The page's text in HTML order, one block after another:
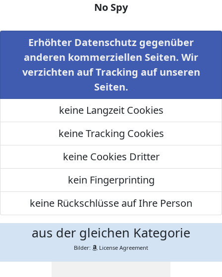
No Spy
Erhöhter Datenschutz gegenüber
anderen kommerziellen Seiten. Wir
verzichten auf Tracking auf unseren
Seiten.
keine Langzeit Cookies
keine Tracking Cookies
keine Cookies Dritter
kein Fingerprinting
keine Rückschlüsse auf Ihre Person
aus der gleichen Kategorie
Bilder: License Agreement